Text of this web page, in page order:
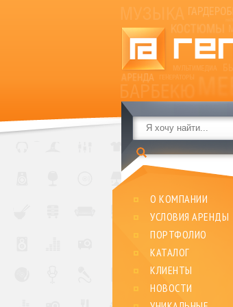
О КОМПАНИИ
УСЛОВИЯ АРЕНДЫ
ПОРТФОЛИО
КАТАЛОГ
КЛИЕНТЫ
НОВОСТИ